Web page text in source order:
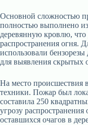
Основной сложностью
полностью выполнено
деревянную кровлю, что
распространения огня.
использовали
для выявления скрытых
На место
техники. Пожар был
составила 250
угрозу
оставшихся очагов в